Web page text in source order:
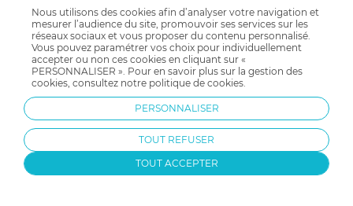
Nos labels
Nos licences
Besoin d'aide ?
FAQ
Infos conseils
Jeux concours
Valise de maternité
Parrainage
Paiement sécurisé
Charte qualité
Nous utilisons des cookies afin d’analyser votre navigation et
mesurer l’audience du site, promouvoir ses services sur les
réseaux sociaux et vous proposer du contenu personnalisé.
Vous pouvez paramétrer vos choix pour individuellement
accepter ou non ces cookies en cliquant sur «
PERSONNALISER ». Pour en savoir plus sur la gestion des
cookies, consultez notre politique de cookies.
PERSONNALISER
TOUT REFUSER
TOUT ACCEPTER